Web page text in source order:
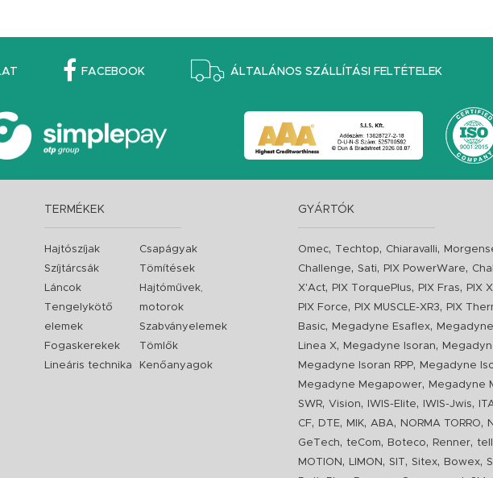
FACEBOOK ÁLTALÁNOS SZÁLLÍTÁSI FELTÉTELEK
TERMÉKEK
Hajtószíjak
Szíjtárcsák
Láncok
Tengelykötő
elemek
Fogaskerekek
Lineáris technika
Csapágyak
Tömítések
Hajtóművek,
motorok
Szabványelemek
Tömlők
Kenőanyagok
GYÁRTÓK
Omec, Techtop, Chiaravalli,
Challenge,Sati, PIX PowerWare,
X'Act, PIX TorquePlus, PIX Fras, PIX
PIX Force, PIX MUSCLE-XR3, PIX
Basic, Megadyne Esaflex,
Linea X, Megadyne Isoran,
Megadyne Isoran RPP, Megadyne
Megadyne Megapower, Megadyne
SWR,Vision, IWIS-Elite, IWIS-Jwis,
CF, DTE, MIK, ABA, NORMA TORRO,
GeTech, teCom, Boteco, Renner,
MOTION , LIMON ,SIT,Sitex, Bowex,